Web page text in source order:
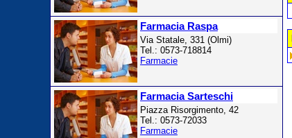
Farmacia Raspa
Via Statale, 331 (Olmi)
Tel.: 0573-718814
Farmacie
Farmacia Sarteschi
Piazza Risorgimento, 42
Tel.: 0573-72033
Farmacie